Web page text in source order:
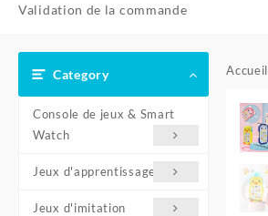
Validation de la commande
Category
Console de jeux & Smart
Watch
Jeux d'apprentissage
Jeux d'imitation
Accueil